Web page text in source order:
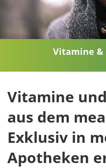
Vitamine
Vitamine
aus dem mea
Exklusiv in
Apotheken